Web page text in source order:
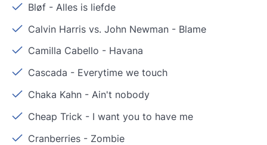
Bløf - Alles is liefde
Calvin Harris vs. John Newman - Blame
Camilla Cabello - Havana
Cascada - Everytime we touch
Chaka Kahn - Ain't nobody
Cheap Trick - I want you to have me
Cranberries - Zombie